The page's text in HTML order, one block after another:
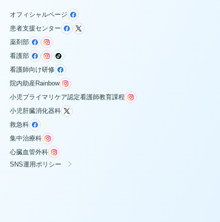
オフィシャルページ
患者支援センター
薬剤部
看護部
看護師向け研修
院内助産Rainbow
小児プライマリケア認定看護師教育課程
小児肝臓消化器科
救急科
集中治療科
心臓血管外科
SNS運用ポリシー